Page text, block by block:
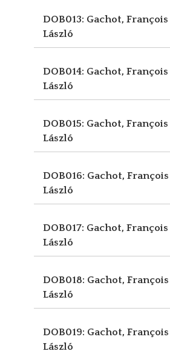
DOB013: Gachot, François
László
DOB014: Gachot, François
László
DOB015: Gachot, François
László
DOB016: Gachot, François
László
DOB017: Gachot, François
László
DOB018: Gachot, François
László
DOB019: Gachot, François
László